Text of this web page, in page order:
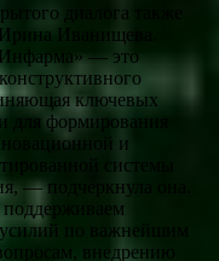
диалога также
Иванищева.
— это
ключевых
для формирования
и
системы
— подчеркнула она.
по важнейшим
внедрению